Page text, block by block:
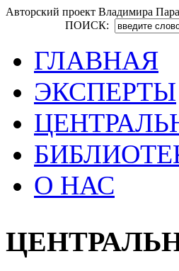
Авторский проект Владимира
ПОИСК:
ГЛАВНАЯ
ЭКСПЕРТЫ
О НАС